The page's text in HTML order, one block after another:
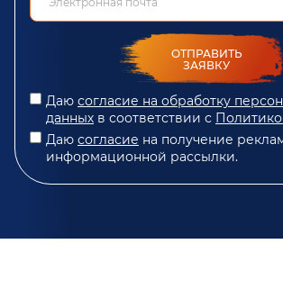
ОТПРАВИТЬ
ЗАЯВКУ
Даю согласие на обработку
данных в соответствии с
Даю согласие на получение
информационной рассылки.